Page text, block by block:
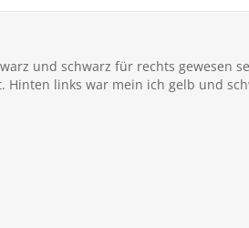
und schwarz für rechts gewesen
links war mein ich gelb und